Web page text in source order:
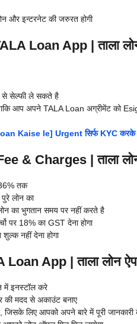
और इन्टरनेट की जरुरत होगी
Loan App | ताला
से सेल्फी ले सकते है
ताकि आप अपने TALA Loan अग्रीमेंट को
Kaise le] Urgent सिर्फ KYC करके
& Charges | ताला
तक
लोन का
का भुगतान समय पर नहीं करते है
पर 18% का GST देना होगा
नहीं देना होगा
App | ताला लोन
में इनस्टॉल करे
की मदद से अकाउंट बनाए
लिए आपको अपने बारे में पूरी